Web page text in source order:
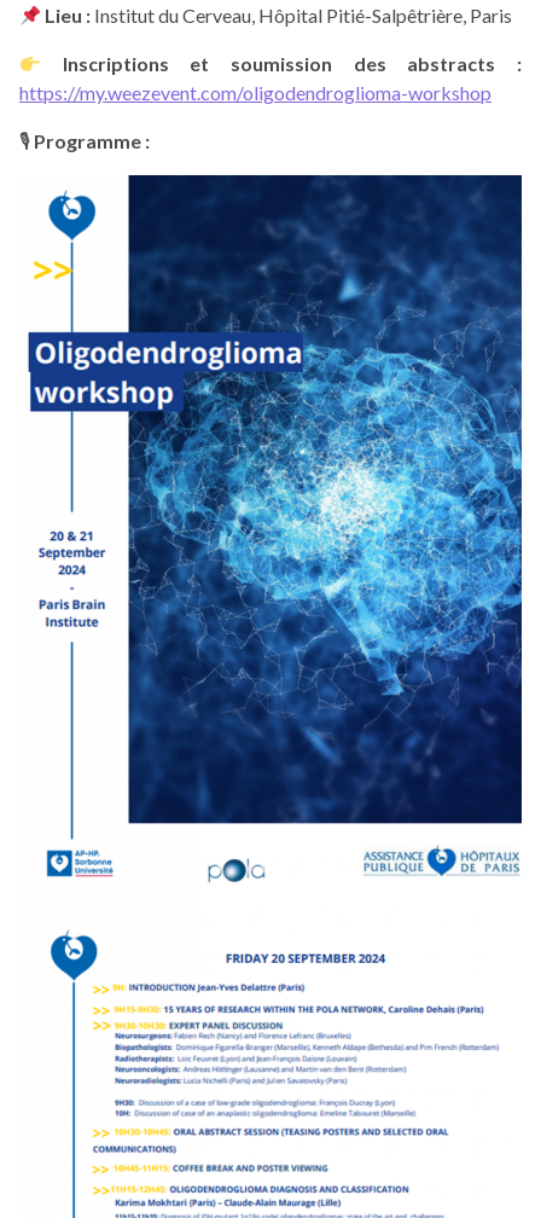
Lieu : Institut du Cerveau, Hôpital Pitié-Salpêtrière, Paris
Inscriptions et soumission des abstracts :
https://my.weezevent.com/oligodendroglioma-workshop
🎙 Programme :